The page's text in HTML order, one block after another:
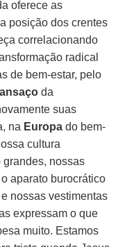
oferece as
posição dos crentes
correlacionando
radical
de bem-estar, pelo
da
suas
na Europa do bem-
cultura
nossas
aparato burocrático
nossas vestimentas
expressam o que
muito. Estamos